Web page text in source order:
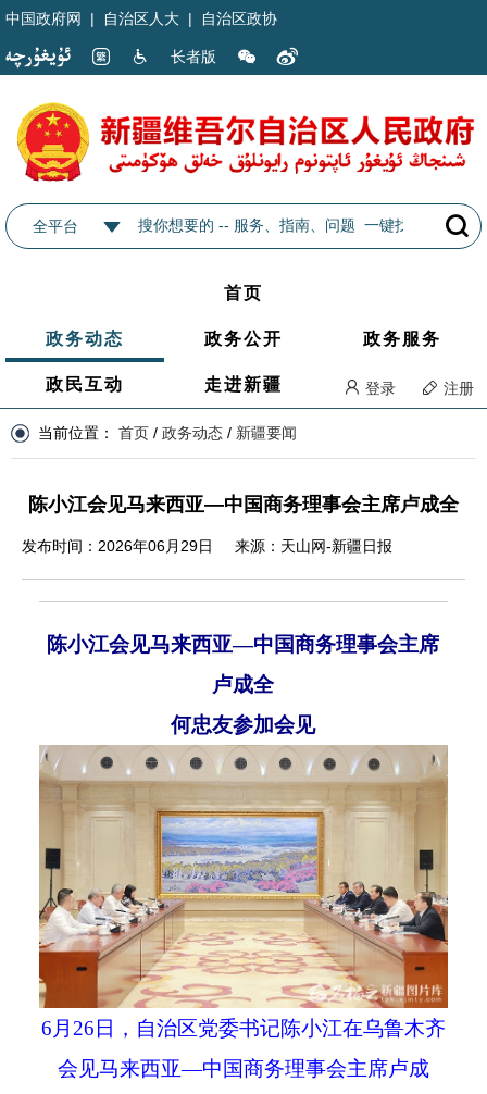
中国政府网 | 自治区人大 | 自治区政协
长者版
全平台
首页
政务动态 政务公开 政务服务
政民互动 走进新疆 登录 注册
当前位置： 首页 / 政务动态 / 新疆要闻
陈小江会见马来西亚—中国商务理事会主席卢成全
发布时间：2026年06月29日 来源：天山网-新疆日报
陈小江会见马来西亚—中国商务理事会主席
卢成全
何忠友参加会见
6 月 26日，自治区党委书记陈小江在乌鲁木齐
会见马来西亚—中国商务理事会主席卢成